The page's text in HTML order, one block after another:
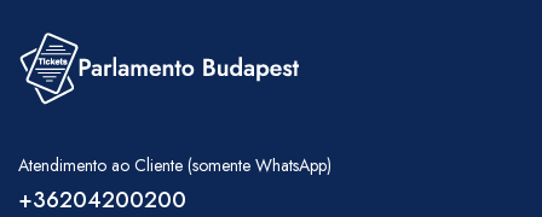
Atendimento ao Cliente (somente WhatsApp)
+36204200200